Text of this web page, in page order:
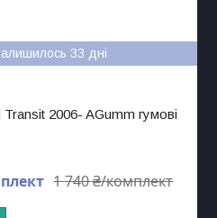
33 дні
2006- AGumm гумові
1 740 ₴/комплект